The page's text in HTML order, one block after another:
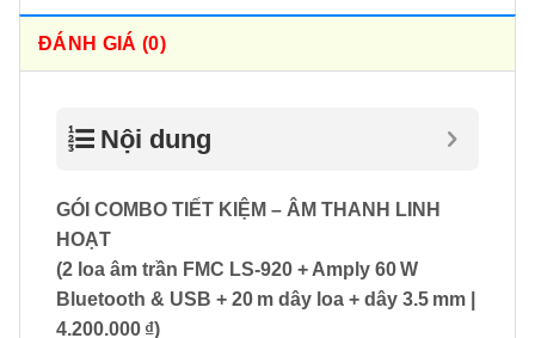
ĐÁNH GIÁ (0)
Nội dung
GÓI COMBO TIẾT KIỆM – ÂM THANH LINH
HOẠT
(2 loa âm trần FMC LS‑920 + Amply 60 W
Bluetooth & USB + 20 m dây loa + dây 3.5 mm |
4.200.000 ₫)